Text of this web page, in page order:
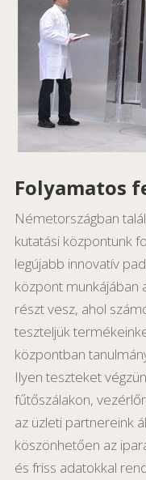
Folyamatos
Németországban
kutatási központunk
legújabb innovatív
központ munkájában
részt vesz, ahol
teszteljük
központban
Ilyen teszteket
fűtőszálakon,
az üzleti partnereink
köszönhetően az
és friss adatokkal